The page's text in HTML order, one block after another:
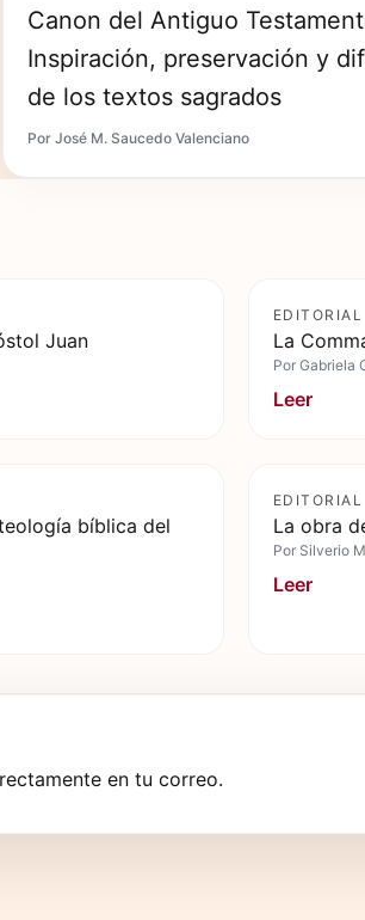
Canon del Antiguo
Inspiración, preservación y
de los textos sagrados
Por José M. Saucedo Valenciano
Juan
EDITORIAL
La
Por Gabriela
Leer
bíblica del
EDITORIAL
La obra
Por Silverio
Leer
en tu correo.